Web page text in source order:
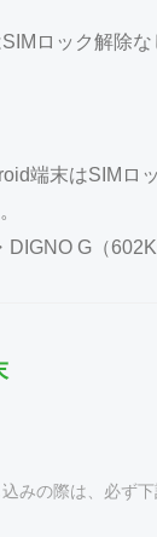
ロック解除
端末はSIMロ
G（
みの際は、 必ず